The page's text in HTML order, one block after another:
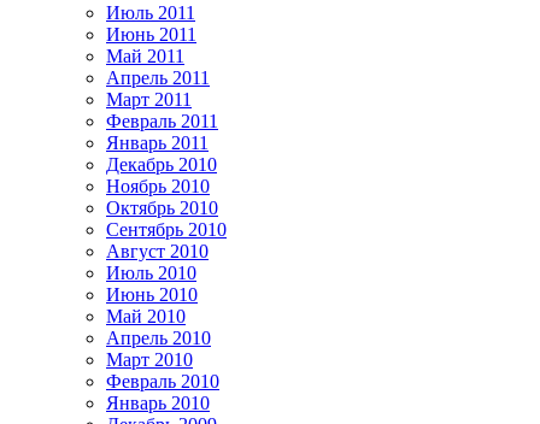
Июль 2011
Июнь 2011
Май 2011
Апрель 2011
Март 2011
Февраль 2011
Январь 2011
Декабрь 2010
Ноябрь 2010
Октябрь 2010
Сентябрь 2010
Август 2010
Июль 2010
Июнь 2010
Май 2010
Апрель 2010
Март 2010
Февраль 2010
Январь 2010